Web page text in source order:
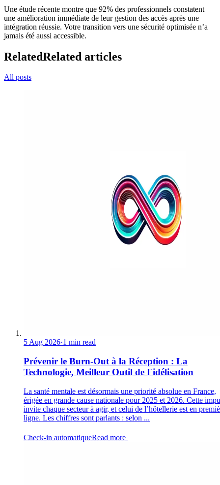
Une étude récente montre que 92% des professionnels constatent
une amélioration immédiate de leur gestion des accès après une
intégration réussie. Votre transition vers une sécurité optimisée n’a
jamais été aussi accessible.
RelatedRelated articles
All posts
5 Aug 2026·1 min read
Prévenir le Burn-Out à la Réception : La
Technologie, Meilleur Outil de Fidélisation
La santé mentale est désormais une priorité absolue en France,
érigée en grande cause nationale pour 2025 et 2026. Cette
invite chaque secteur à agir, et celui de l’hôtellerie est en
ligne. Les chiffres sont parlants : selon ...
Check-in automatiqueRead more